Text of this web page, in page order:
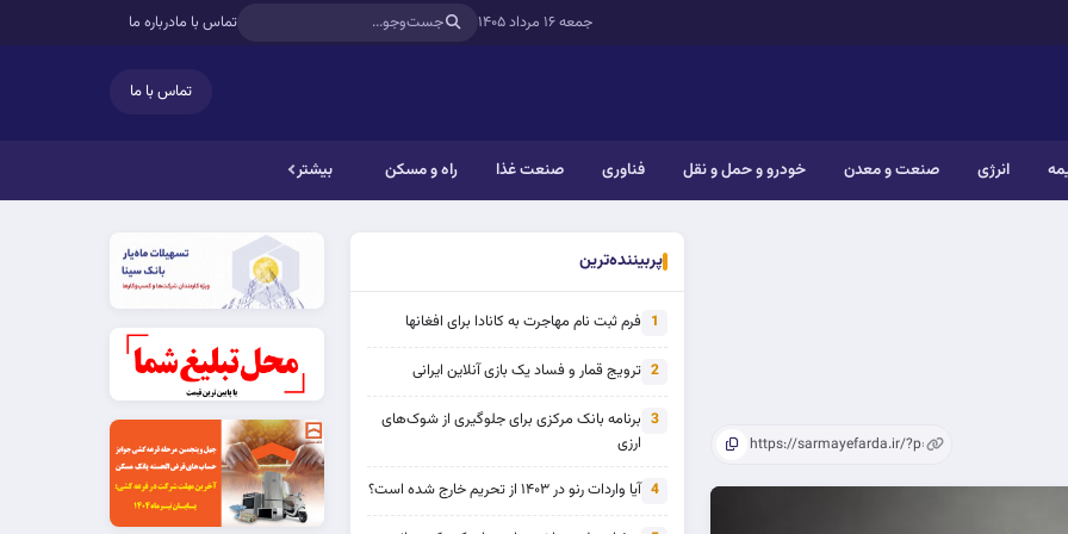
جمعه ۱۶ مرداد ۱۴۰۵ تماس با مادرباره ما
تماس با ما
انرژی صنعت و معدن خودرو و حمل و نقل فناوری صنعت غذا راه و مسکن بیشتر
پربیننده‌ترین
1 فرم ثبت نام مهاجرت به کانادا برای افغانها
2 ترویج قمار و فساد یک بازی آنلاین ایرانی
3 برنامه بانک مرکزی برای جلوگیری از شوک‌های
ارزی
4 آیا واردات رنو در ۱۴۰۳ از تحریم خارج شده است؟